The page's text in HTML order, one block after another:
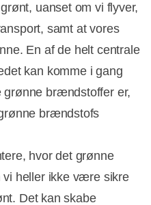
uanset om vi flyver,
samt at vores
En af de helt centrale
kan komme i gang
grønne brændstoffer er,
brændstofs
hvor det grønne
heller ikke være sikre
Det kan skabe